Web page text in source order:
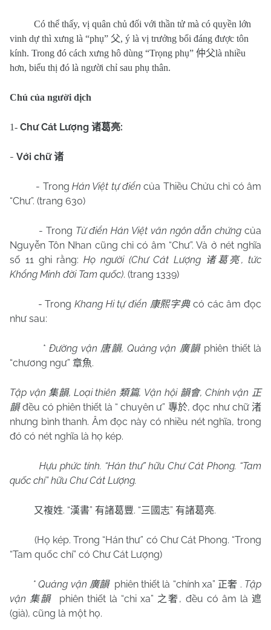
Có thể thấy, vị quân chủ đối với thần tử mà có quyền lớn
vinh dự thì xưng là “phụ” 父, ý là vị trưởng bổi đáng được tôn
kính. Trong đó cách xưng hô dùng “Trọng phụ” 仲父là nhiều
hơn, biểu thị đó là người chỉ sau phụ thân.
Chú của người dịch
1- ChưCát Lượng 诸葛亮:
- Với chữ诸
- Trong Hán Việt tự điển của Thiều Chửu chỉ có âm
“Chư”. (trang 630)
- Trong Từ điển Hán Việt văn ngôn dẫn chứng của
Nguyễn Tôn Nhan cũng chỉ có âm “Chư”. Và ở nét nghĩa
số 11 ghi rằng:Họ người (ChưCát Lượng 诸葛亮, tức
Khổng Minh đời Tam quốc). (trang 1339)
- Trong Khang Hi tự điển 康熙字典có các âm đọc
như sau:
*Đường vận 唐韻, Quảng vận 廣韻phiên thiết là
“chương ngư” 章魚.
Tập vận 集韻, Loại thiên 類篇, Vận hội 韻會, Chính vận 正
韻đều có phiên thiết là “ chuyên ư” 專於, đọc như chữ 渚
nhưng bình thanh. Âm đọc này có nhiều nét nghĩa, trong
đó có nét nghĩa là họ kép.
Hựu phức tính. “Hán thư” hữuChưCát Phong. “Tam
quốc chí” hữu ChưCát Lượng.
又複姓. “漢書” 有諸葛豐. “三國志” 有諸葛亮.
(Họ kép. Trong “Hán thư” có Chư Cát Phong. “Trong
“Tam quốc chí” có Chư Cát Lượng)
* Quảng vận 廣韻phiên thiết là “chính xa” 正奢 . Tập
vận 集韻 phiên thiết là “chi xa” 之奢, đều có âm là遮
(già), cũng là một họ.